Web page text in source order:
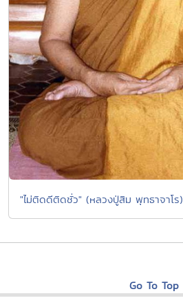
"ไม่ติดดีติดชั่ว" (หลวงปู่สิม พุทธาจาโร)
Go To Top